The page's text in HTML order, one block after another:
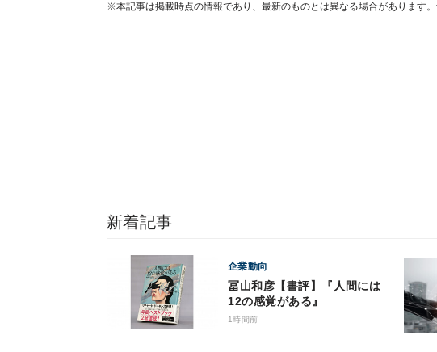
※本記事は掲載時点の情報であり、最新のものとは異なる場合があります。
新着記事
企業動向
冨山和彦【書評】『人間には
12の感覚がある』
1時間前